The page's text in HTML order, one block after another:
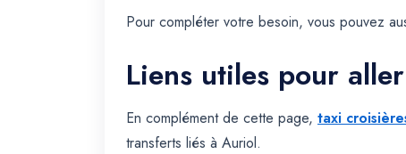
Pour compléter votre besoin, vous pouvez
Liens utiles pour
En complément de cette page, taxi
transferts liés à Auriol.